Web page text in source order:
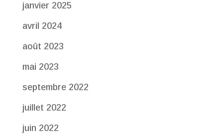
janvier 2025
avril 2024
août 2023
mai 2023
septembre 2022
juillet 2022
juin 2022